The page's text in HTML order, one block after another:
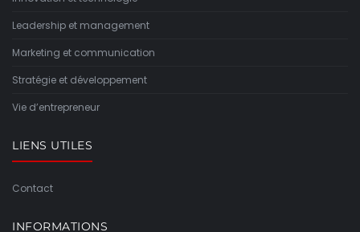
Leadership et management
Marketing et communication
Stratégie et développement
Vie d’entrepreneur
LIENS UTILES
Contact
INFORMATIONS